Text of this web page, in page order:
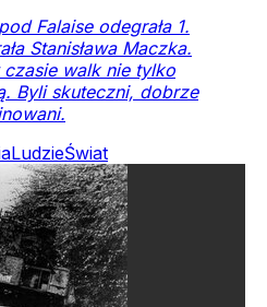
Falaise odegrała 1.
Stanisława Maczka.
walk nie tylko
Byli skuteczni, dobrze
LudzieŚwiat